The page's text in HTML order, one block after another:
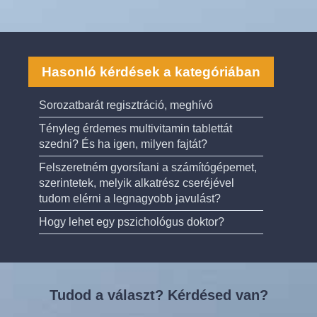
Hasonló kérdések a kategóriában
Sorozatbarát regisztráció, meghívó
Tényleg érdemes multivitamin tablettát
szedni? És ha igen, milyen fajtát?
Felszeretném gyorsítani a számítógépemet,
szerintetek, melyik alkatrész cseréjével
tudom elérni a legnagyobb javulást?
Hogy lehet egy pszichológus doktor?
Tudod a választ? Kérdésed van?